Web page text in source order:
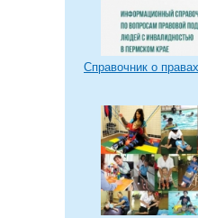
Справочник о